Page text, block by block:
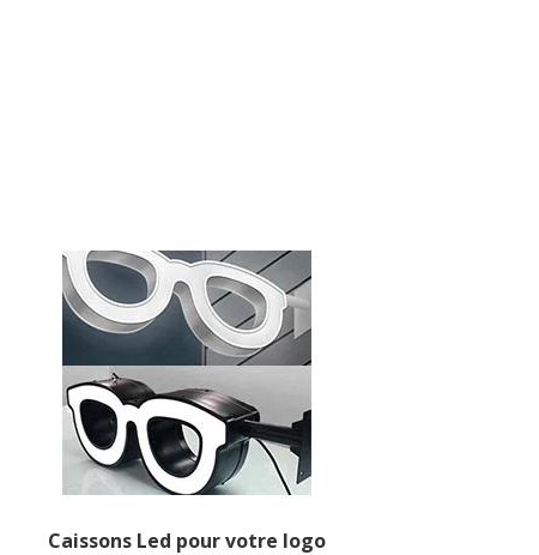
Caissons Led pour votre logo